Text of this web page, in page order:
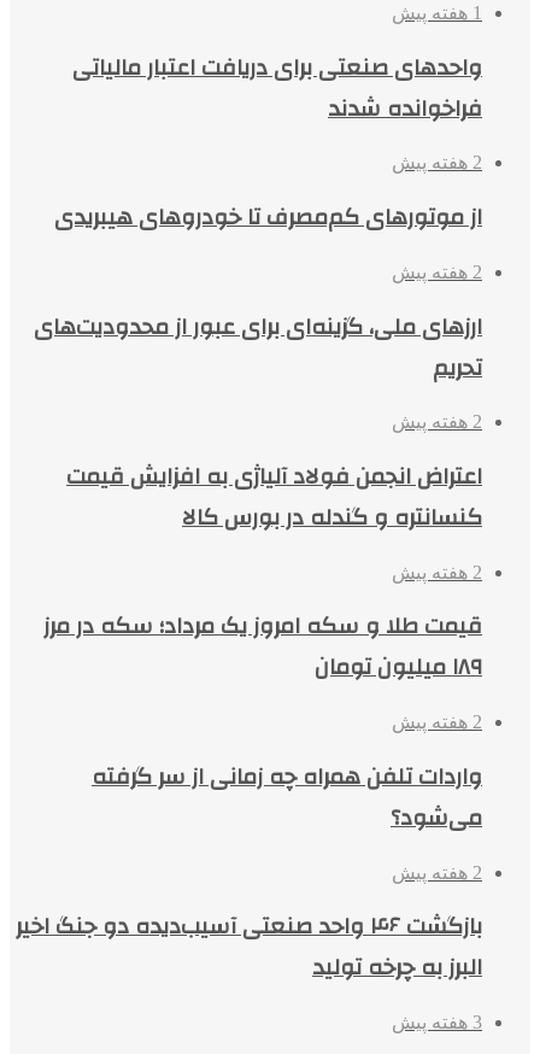
1 هفته پیش
واحدهای صنعتی برای دریافت اعتبار مالیاتی
فراخوانده شدند
2 هفته پیش
از موتورهای کم‌مصرف تا خودروهای هیبریدی
2 هفته پیش
ارزهای ملی، گزینه‌ای برای عبور از محدودیت‌های
تحریم
2 هفته پیش
اعتراض انجمن فولاد آلیاژی به افزایش قیمت
کنسانتره و گندله در بورس کالا
2 هفته پیش
قیمت طلا و سکه امروز یک مرداد؛ سکه در مرز
۱۸۹ میلیون تومان
2 هفته پیش
واردات تلفن همراه چه زمانی از سر گرفته
می‌شود؟
2 هفته پیش
بازگشت ۴۶ واحد صنعتی آسیب‌دیده دو جنگ اخیر
البرز به چرخه تولید
3 هفته پیش